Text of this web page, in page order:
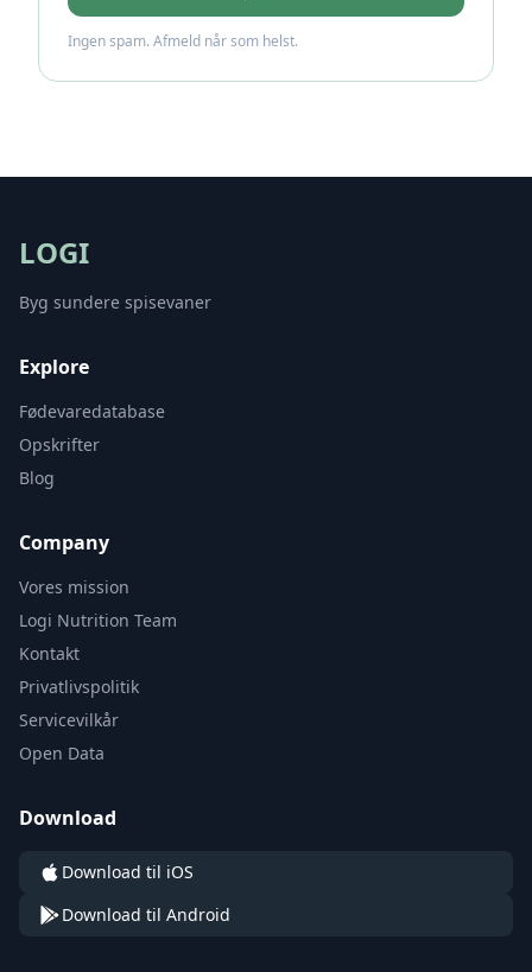
Ingen spam. Afmeld når som helst.
LOGI
Byg sundere spisevaner
Explore
Fødevaredatabase
Opskrifter
Blog
Company
Vores mission
Logi Nutrition Team
Kontakt
Privatlivspolitik
Servicevilkår
Open Data
Download
Download til iOS
Download til Android